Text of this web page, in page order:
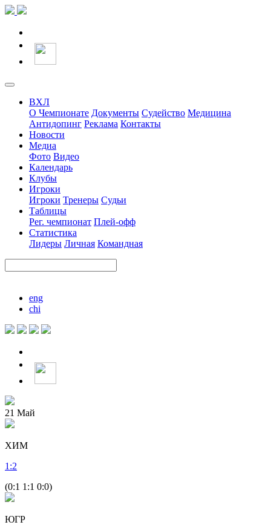
ВХЛ
О Чемпионате Документы Судейство Медицина
Антидопинг Реклама Контакты
Новости
Медиа
Фото Видео
Календарь
Клубы
Игроки
Игроки Тренеры Судьи
Таблицы
Рег. чемпионат Плей-офф
Статистика
Лидеры Личная Командная
eng
chi
21 Май
ХИМ
1 :2
(0:1 1:1 0:0)
ЮГР